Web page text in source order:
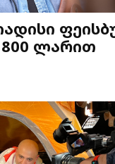
800 ლარით